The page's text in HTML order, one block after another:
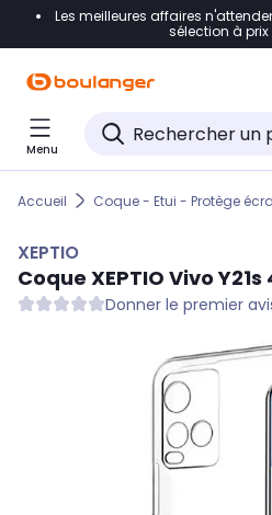
Accéder directement à la
Accéder directement au pied
Accéder directement au
Les meilleures affaires
sélection à
Menu
Accueil Coque - Etui - Protège
XEPTIO
Coque XEPTIO Vivo Y21s
Donner le premier